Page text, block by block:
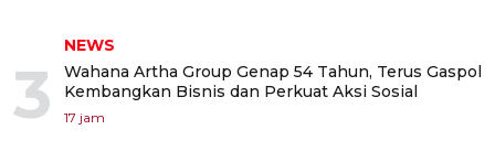
3
NEWS
Wahana Artha Group Genap 54 Tahun, Terus Gaspol
Kembangkan Bisnis dan Perkuat Aksi Sosial
17 jam